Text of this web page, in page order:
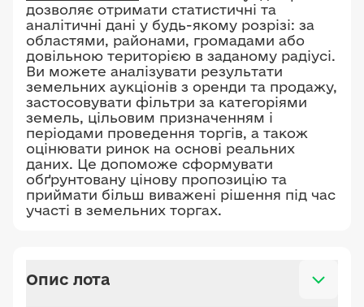
дозволяє отримати статистичні та
аналітичні дані у будь-якому розрізі: за
областями, районами, громадами або
довільною територією в заданому радіусі.
Ви можете аналізувати результати
земельних аукціонів з оренди та продажу,
застосовувати фільтри за категоріями
земель, цільовим призначенням і
періодами проведення торгів, а також
оцінювати ринок на основі реальних
даних. Це допоможе сформувати
обґрунтовану цінову пропозицію та
приймати більш виважені рішення під час
участі в земельних торгах.
Опис лота